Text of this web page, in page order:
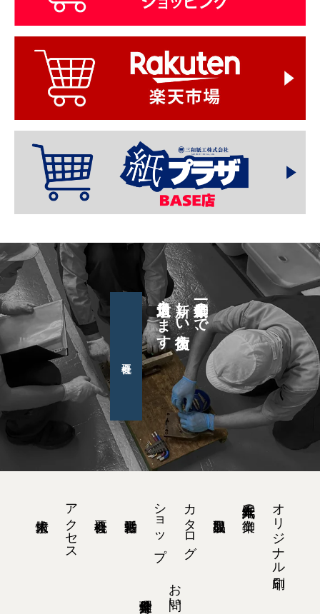
創業一〇〇年まで、
新しい技術を
日々追求します
オリジナル印刷
紙工六十九年の御業
カタログ
ショップ
アクセス